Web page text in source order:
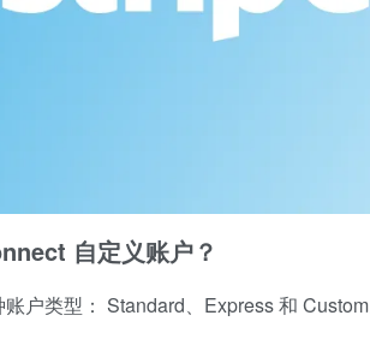
自定义账户？
户类型： Standard、Express 和 Custom